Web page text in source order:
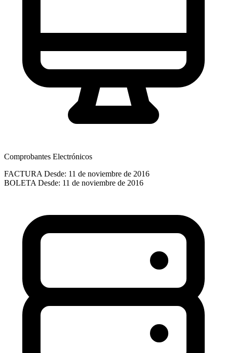
Comprobantes Electrónicos
FACTURA Desde: 11 de noviembre de 2016
BOLETA Desde: 11 de noviembre de 2016